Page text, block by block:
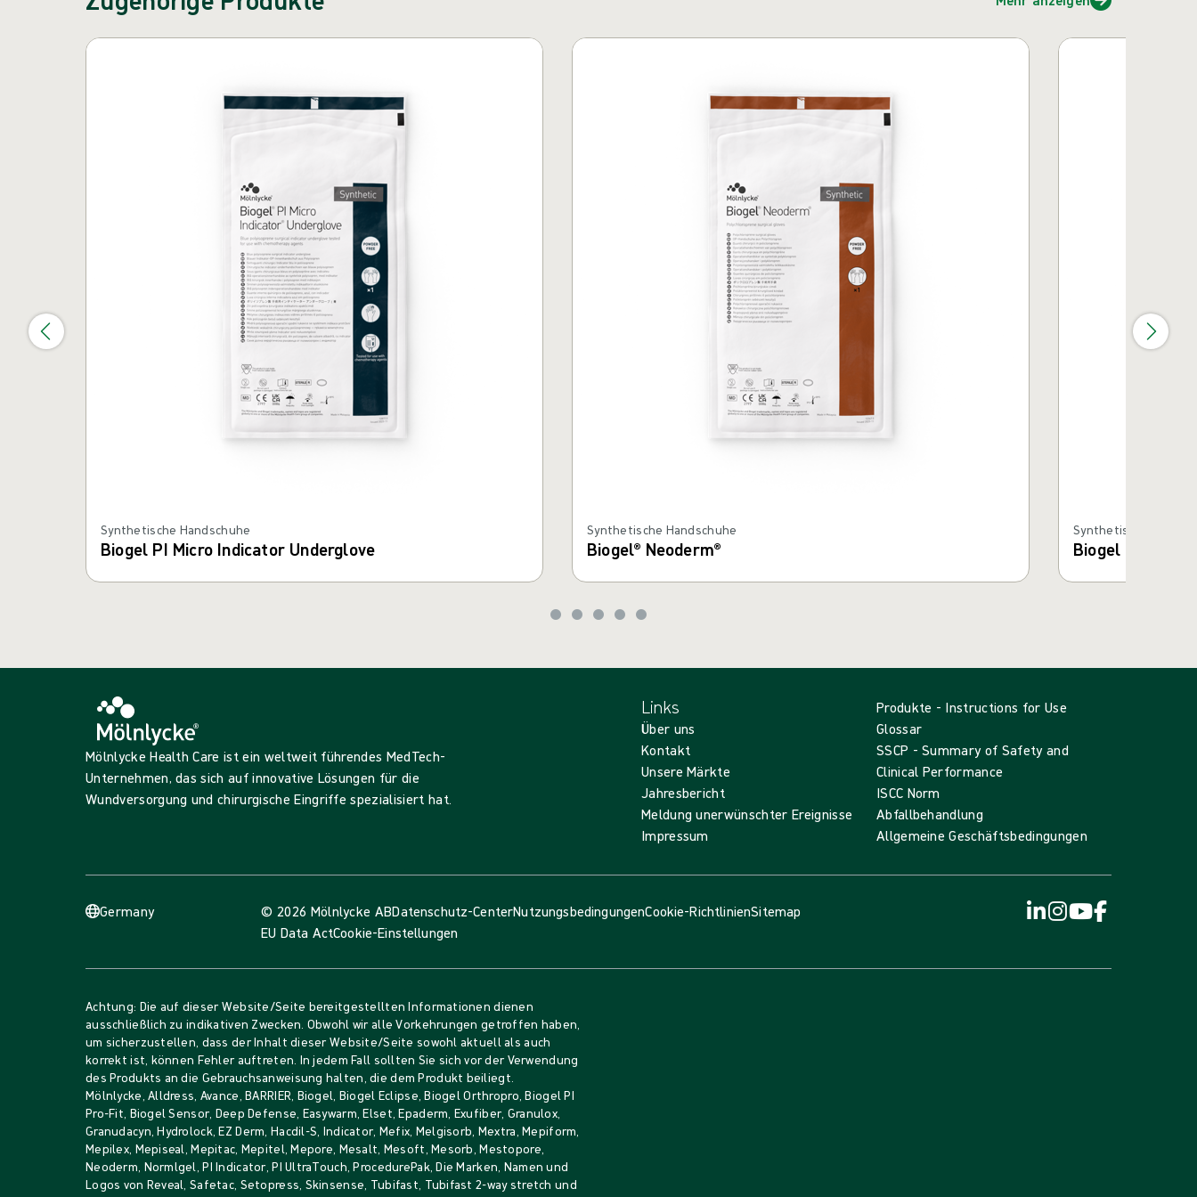
Synthetische Handschuhe
Biogel PI Micro Indicator Underglove
Synthetische Handschuhe
Biogel® Neoderm®
Synthetische
Biogel PI Micro
Mölnlycke Health Care ist ein weltweit führendes MedTech-
Unternehmen, das sich auf innovative Lösungen für die
Wundversorgung und chirurgische Eingriffe spezialisiert hat.
Links
Über uns
Kontakt
Unsere Märkte
Jahresbericht
Meldung unerwünschter Ereignisse
Impressum
Produkte - Instructions for Use
Glossar
SSCP - Summary of Safety and
Clinical Performance
ISCC Norm
Abfallbehandlung
Allgemeine Geschäftsbedingungen
Germany © 2026 Mölnlycke ABDatenschutz-CenterNutzungsbedingungenCookie-RichtlinienSitemap
EU Data ActCookie-Einstellungen
Achtung: Die auf dieser Website/Seite bereitgestellten Informationen dienen
ausschließlich zu indikativen Zwecken. Obwohl wir alle Vorkehrungen getroffen haben,
um sicherzustellen, dass der Inhalt dieser Website/Seite sowohl aktuell als auch
korrekt ist, können Fehler auftreten. In jedem Fall sollten Sie sich vor der Verwendung
des Produkts an die Gebrauchsanweisung halten, die dem Produkt beiliegt.
Mölnlycke, Alldress, Avance, BARRIER, Biogel, Biogel Eclipse, Biogel Orthropro, Biogel PI
Pro-Fit, Biogel Sensor, Deep Defense, Easywarm, Elset, Epaderm, Exufiber, Granulox,
Granudacyn, Hydrolock, EZ Derm, Hacdil-S, Indicator, Mefix, Melgisorb, Mextra, Mepiform,
Mepilex, Mepiseal, Mepitac, Mepitel, Mepore, Mesalt, Mesoft, Mesorb, Mestopore,
Neoderm, Normlgel, PI Indicator, PI UltraTouch, ProcedurePak, Die Marken, Namen und
Logos von Reveal, Safetac, Setopress, Skinsense, Tubifast, Tubifast 2-way stretch und